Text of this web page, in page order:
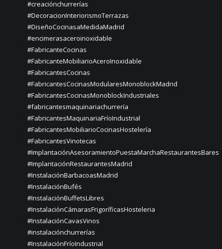
#creaciónchurrerías
#DecoracionInteriorismoTerrazas
#DiseñoCocinasaMedidaMadrid
#encimerasaceroinoxidable
#FabricanteCocinas
#FabricanteMobiliarioAceroInoxidable
#FabricantesCocinas
#FabricantesCocinasModularesMonoblockMadrid
#FabricantesCocinasMonoblockIndustriales
#fabricantesmaquinariachurrería
#FabricantesMaquinariaFríoIndustrial
#FabricantesMobiliarioCocinasHostelería
#FabricantesVinotecas
#ImplantaciónAsesoramientoPuestaMarchaRestaurantesBares
#ImplantaciónRestaurantesMadrid
#InstalaciónBarbacoasMadrid
#InstalaciónBufés
#InstalaciónBuffetsLibres
#InstalaciónCámarasFrigoríficasHosteleria
#InstalaciónCavasVinos
#instalaciónchurrerías
#InstalaciónFríoIndustrial